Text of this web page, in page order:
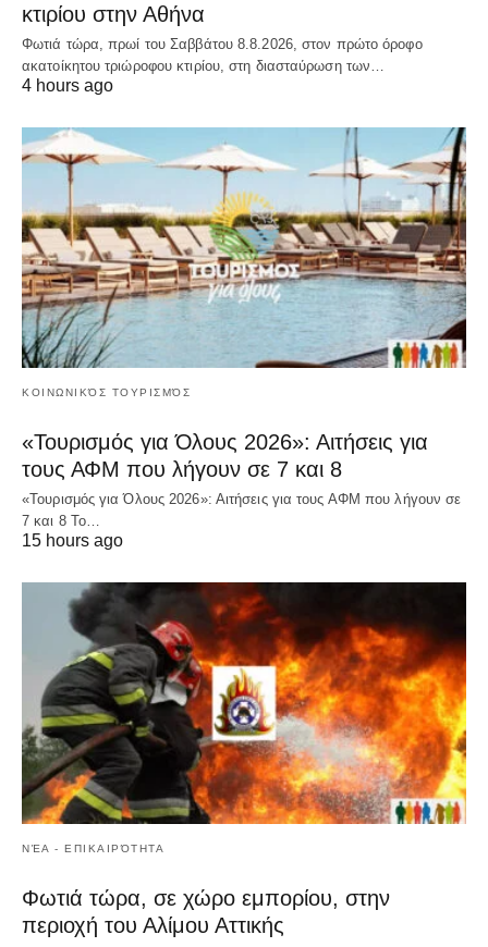
κτιρίου στην Αθήνα
Φωτιά τώρα, πρωί του Σαββάτου 8.8.2026, στον πρώτο όροφο
ακατοίκητου τριώροφου κτιρίου, στη διασταύρωση των…
4 hours ago
ΚΟΙΝΩΝΙΚΌΣ ΤΟΥΡΙΣΜΌΣ
«Τουρισμός για Όλους 2026»: Αιτήσεις για
τους ΑΦΜ που λήγουν σε 7 και 8
«Τουρισμός για Όλους 2026»: Αιτήσεις για τους ΑΦΜ που λήγουν σε
7 και 8 Το…
15 hours ago
ΝΈΑ - ΕΠΙΚΑΙΡΌΤΗΤΑ
Φωτιά τώρα, σε χώρο εμπορίου, στην
περιοχή του Αλίμου Αττικής